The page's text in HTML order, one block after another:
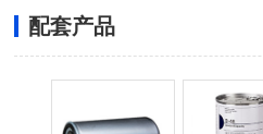
配套产品